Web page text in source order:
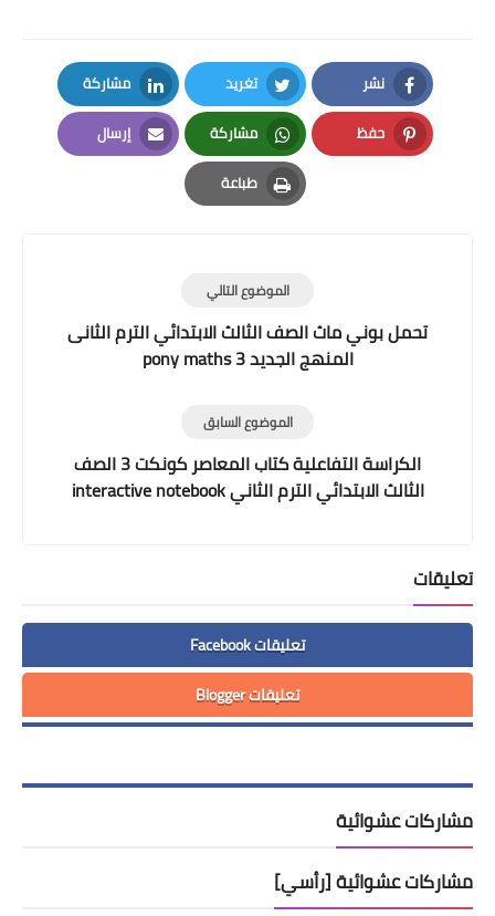
نشر
Facebook
تغريد
Twitter
مشاركة
LinkedIn
حفظ
Pinterest
مشاركة
Whatsapp
إرسال
Email
طباعة
Print
الموضوع التالي
تحمل بوني ماث الصف الثالث الابتدائي الترم الثانى
المنهج الجديد pony maths 3
الموضوع السابق
الكراسة التفاعلية كتاب المعاصر كونكت 3 الصف
الثالث الابتدائي الترم الثاني interactive notebook
connect 3
تعليقات
تعليقات Facebook
تعليقات Blogger
مشاركات عشوائية
مشاركات عشوائية [رأسي]